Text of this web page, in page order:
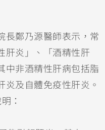
長鄭乃源醫師表示，常
肝炎」、「酒精性肝
中非酒精性肝病包括脂
炎及自體免疫性肝炎。
：